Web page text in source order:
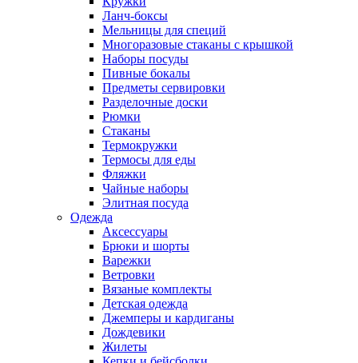
Ланч-боксы
Мельницы для специй
Многоразовые стаканы с крышкой
Наборы посуды
Пивные бокалы
Предметы сервировки
Разделочные доски
Рюмки
Стаканы
Термокружки
Термосы для еды
Фляжки
Чайные наборы
Элитная посуда
Одежда
Аксессуары
Брюки и шорты
Варежки
Ветровки
Вязаные комплекты
Детская одежда
Джемперы и кардиганы
Дождевики
Жилеты